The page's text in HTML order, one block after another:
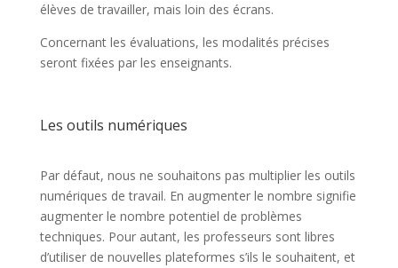
élèves de travailler, mais loin des écrans.
Concernant les évaluations, les modalités précises
seront fixées par les enseignants.
Les outils numériques
Par défaut, nous ne souhaitons pas multiplier les outils
numériques de travail. En augmenter le nombre signifie
augmenter le nombre potentiel de problèmes
techniques. Pour autant, les professeurs sont libres
d’utiliser de nouvelles plateformes s’ils le souhaitent, et